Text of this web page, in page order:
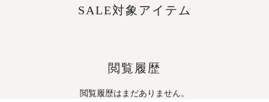
SALE対象アイテム
閲覧履歴
閲覧履歴はまだありません。